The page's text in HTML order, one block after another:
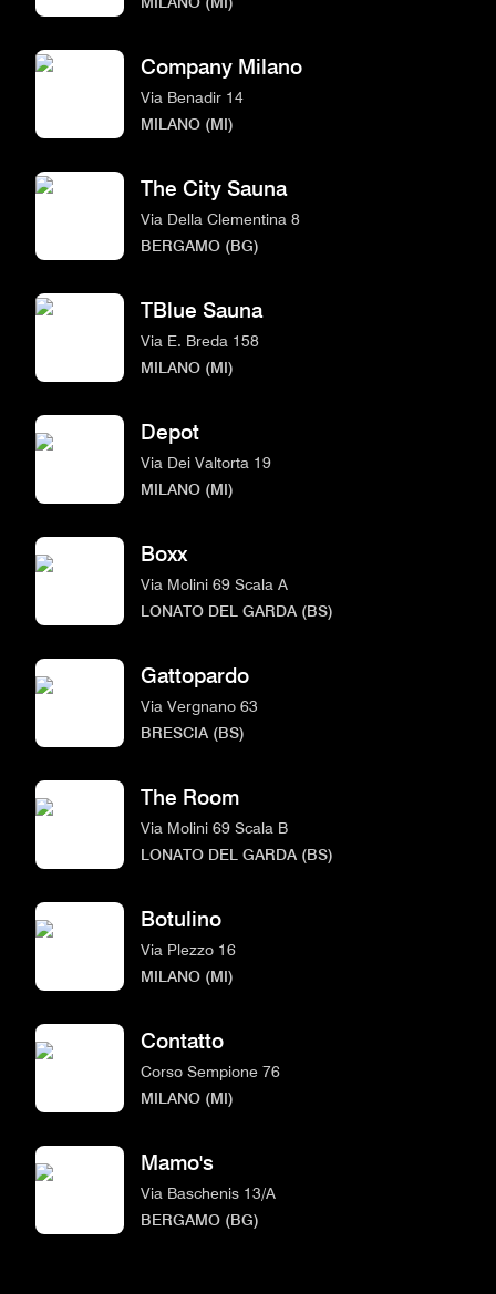
Company Milano
Via Benadir 14
MILANO (MI)
The City Sauna
Via Della Clementina 8
BERGAMO (BG)
TBlue Sauna
Via E. Breda 158
MILANO (MI)
Depot
Via Dei Valtorta 19
MILANO (MI)
Boxx
Via Molini 69 Scala A
LONATO DEL GARDA (BS)
Gattopardo
Via Vergnano 63
BRESCIA (BS)
The Room
Via Molini 69 Scala B
LONATO DEL GARDA (BS)
Botulino
Via Plezzo 16
MILANO (MI)
Contatto
Corso Sempione 76
MILANO (MI)
Mamo's
Via Baschenis 13/A
BERGAMO (BG)